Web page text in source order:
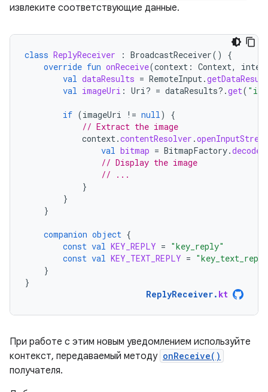
извлеките соответствующие данные.
class ReplyReceiver : BroadcastReceiver()
{
override fun onReceive(context : Context,
val dataResults = RemoteInput .
val imageUri : Uri? = dataResults?.get(
if (imageUri != null )
{
// Extract the image
context .contentResolver .
val bitmap = BitmapFactory.
// Display the image
// ...
}
}
}
companion object {
const val KEY_REPLY = "key_reply"
const val KEY_TEXT_REPLY =
}
}
ReplyReceiver. kt
При работе с этим новым уведомлением используйте
контекст, передаваемый методу onReceive()
получателя.